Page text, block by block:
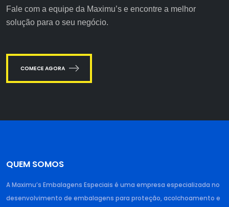
Fale com a equipe da Maximu’s e encontre a melhor
solução para o seu negócio.
COMECE AGORA
QUEM SOMOS
A Maximu’s Embalagens Especiais é uma empresa especializada no
desenvolvimento de embalagens para proteção, acolchoamento e